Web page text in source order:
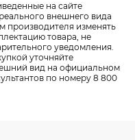
на сайте
внешнего вида
производителя изменять
товара, не
уведомления.
уточняйте
вид на официальном
по номеру 8 800